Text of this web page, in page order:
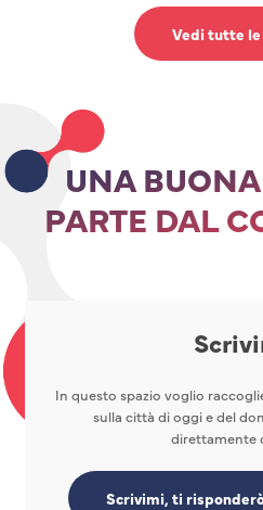
Vedi tutte
UNA
PARTE DAL
In questo spazio voglio
sulla città di oggi e del
direttamente
Scrivimi, ti